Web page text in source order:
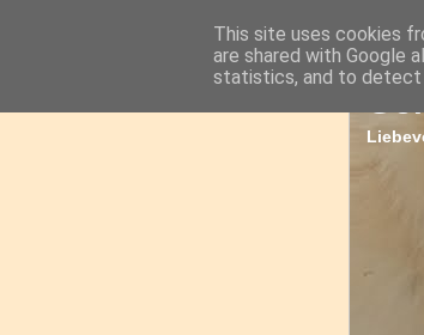
This site uses cookies
are shared with Google
statistics, and to detect